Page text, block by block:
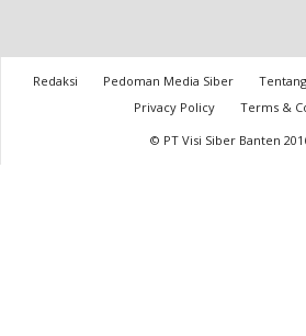
Redaksi Pedoman Media Siber
Privacy Policy
Terms &
© PT Visi Siber Banten